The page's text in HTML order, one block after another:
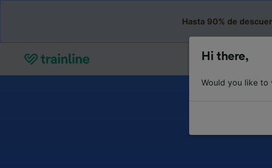
Hasta 90% de
Hi there,
Would you like to